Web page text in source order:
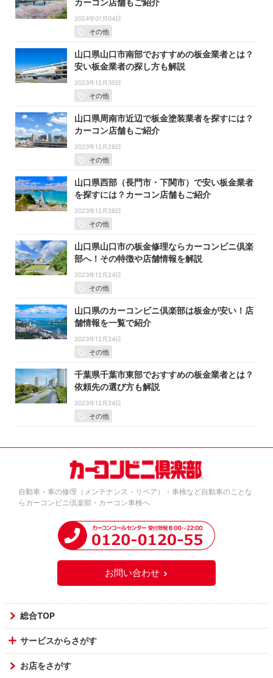
カーコン店舗もご紹介
2024年01月04日
その他
山口県山口市南部でおすすめの板金業者とは？
安い板金業者の探し方も解説
2023年12月30日
その他
山口県周南市近辺で板金塗装業者を探すには？
カーコン店舗もご紹介
2023年12月28日
その他
山口県西部（長門市・下関市）で安い板金業者
を探すには？カーコン店舗もご紹介
2023年12月26日
その他
山口県山口市の板金修理ならカーコンビニ倶楽
部へ！その特徴や店舗情報を解説
2023年12月24日
その他
山口県のカーコンビニ倶楽部は板金が安い！店
舗情報を一覧で紹介
2023年12月24日
その他
千葉県千葉市東部でおすすめの板金業者とは？
依頼先の選び方も解説
2023年12月24日
その他
自動車・車の修理（メンテナンス・リペア）・車検など自動車のことな
らカーコンビニ倶楽部・カーコン車検へ
お問い合わせ
総合TOP
サービスからさがす
お店をさがす